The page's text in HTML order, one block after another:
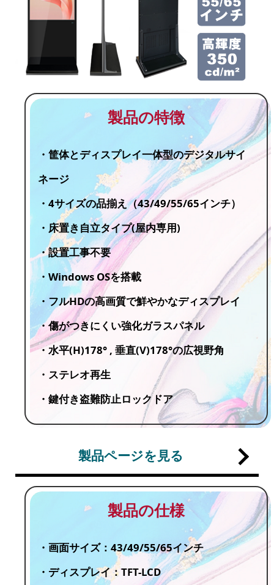
製品の特徴
・筐体とディスプレイ一体型のデジタルサイ
ネージ
・4サイズの品揃え（43/49/55/65インチ）
・床置き自立タイプ(屋内専用)
・設置工事不要
・Windows OSを搭載
・フルHDの高画質で鮮やかなディスプレイ
・傷がつきにくい強化ガラスパネル
・水平(H)178° , 垂直(V)178°の広視野角
・ステレオ再生
・鍵付き盗難防止ロックドア
製品ページを見る
製品の仕様
・画面サイズ：43/49/55/65インチ
・ディスプレイ：TFT-LCD